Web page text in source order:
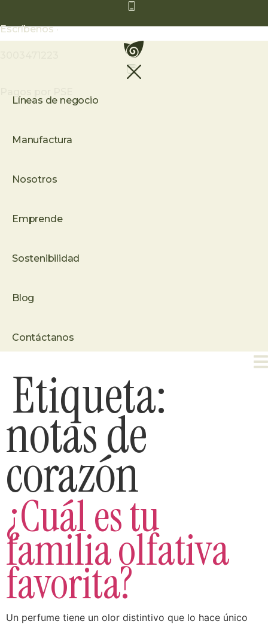
contenido
Escríbenos ·
Líneas de negocio
Manufactura
Nosotros
Emprende
Sostenibilidad
Blog
Contáctanos
Etiqueta:
notas de
corazón
¿Cuál es tu
familia olfativa
favorita?
Un perfume tiene un olor distintivo que lo hace único